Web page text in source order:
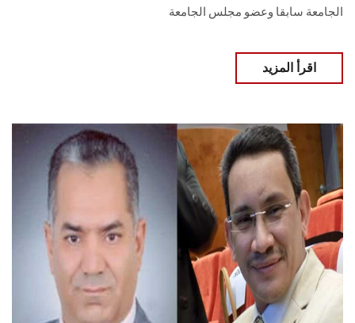
الجامعة سابقا وعضو مجلس الجامعة
اقرأ المزيد